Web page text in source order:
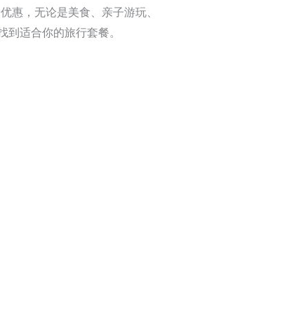
惠，无论是美食、亲子游玩、
适合你的旅行套餐。